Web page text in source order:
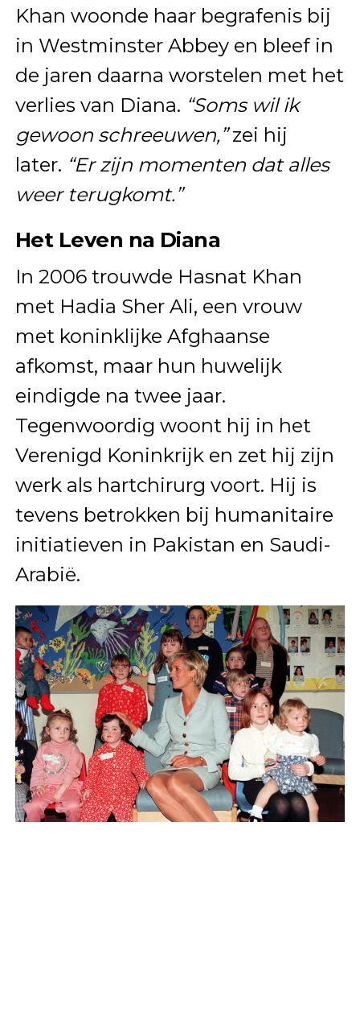
Khan woonde haar begrafenis bij
in Westminster Abbey en bleef in
de jaren daarna worstelen met het
verlies van Diana. “Soms wil ik
gewoon schreeuwen,”zei hij
later. “Er zijn momenten dat alles
weer terugkomt.”
Het Leven na Diana
In 2006 trouwde Hasnat Khan
met Hadia Sher Ali, een vrouw
met koninklijke Afghaanse
afkomst, maar hun huwelijk
eindigde na twee jaar.
Tegenwoordig woont hij in het
Verenigd Koninkrijk en zet hij zijn
werk als hartchirurg voort. Hij is
tevens betrokken bij humanitaire
initiatieven in Pakistan en Saudi-
Arabië.